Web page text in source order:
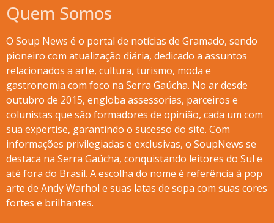
Quem Somos
O Soup News é o portal de notícias de Gramado, sendo
pioneiro com atualização diária, dedicado a assuntos
relacionados a arte, cultura, turismo, moda e
gastronomia com foco na Serra Gaúcha. No ar desde
outubro de 2015, engloba assessorias, parceiros e
colunistas que são formadores de opinião, cada um com
sua expertise, garantindo o sucesso do site. Com
informações privilegiadas e exclusivas, o SoupNews se
destaca na Serra Gaúcha, conquistando leitores do Sul e
até fora do Brasil. A escolha do nome é referência à pop
arte de Andy Warhol e suas latas de sopa com suas cores
fortes e brilhantes.